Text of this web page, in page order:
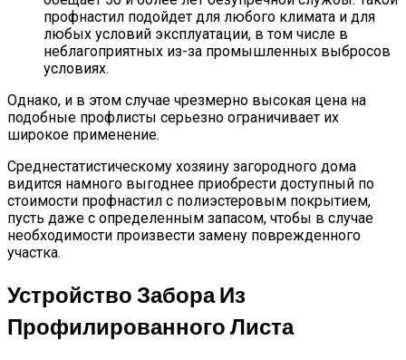
профнастил подойдет для любого климата и для
любых условий эксплуатации, в том числе в
неблагоприятных из-за промышленных выбросов
условиях.
Однако, и в этом случае чрезмерно высокая цена на
подобные профлисты серьезно ограничивает их
широкое применение.
Среднестатистическому хозяину загородного дома
видится намного выгоднее приобрести доступный по
стоимости профнастил с полиэстеровым покрытием,
пусть даже с определенным запасом, чтобы в случае
необходимости произвести замену поврежденного
участка.
Устройство Забора Из
Профилированного Листа